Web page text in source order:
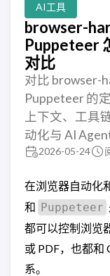
AI工具
browser-
Puppeteer
对比
对比 browser-
Puppeteer 的
上下文、工具
动化与 AI
2026-05-24
在浏览器自动化
和 Puppeteer
都可以控制浏览
或 PDF，也都和
系。